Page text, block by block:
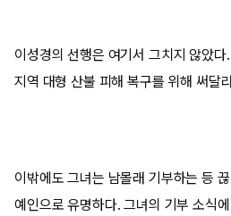
이성경의 선행은 여기서 그치지 않았
지역 대형 산불 피해 복구를 위해 써달
이밖에도 그녀는 남몰래 기부하는 등
예인으로 유명하다. 그녀의 기부 소식